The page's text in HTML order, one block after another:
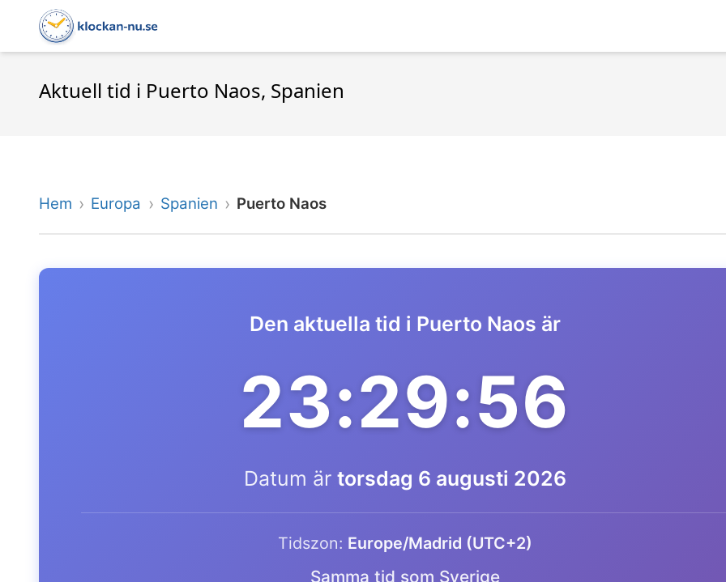
Aktuell tid i Puerto Naos, Spanien
Hem Europa Spanien Puerto Naos
Den aktuella tid i Puerto Naos är
23:29:56
Datum är torsdag 6 augusti 2026
Tidszon: Europe/Madrid (UTC+2)
Samma tid som Sverige